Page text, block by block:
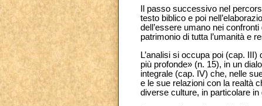
Il passo successivo nel
testo biblico e poi
dell’essere umano nei
patrimonio di tutta l’umanità e
L’analisi si occupa poi (cap.
più profonde» (n. 15), in un
integrale (cap. IV) che, nelle
e le sue relazioni con la realtà
diverse culture, in particolare